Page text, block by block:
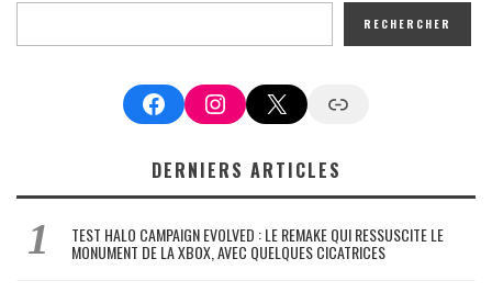
RECHERCHER
FacebookInstagram
X Google News
DERNIERS ARTICLES
TEST HALO CAMPAIGN EVOLVED : LE REMAKE QUI RESSUSCITE LE
MONUMENT DE LA XBOX, AVEC QUELQUES CICATRICES